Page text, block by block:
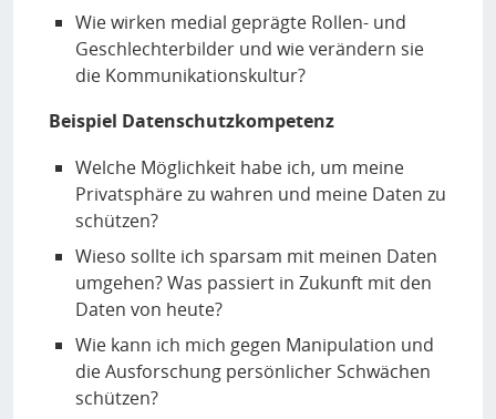
Wie wirken medial geprägte Rollen- und
Geschlechterbilder und wie verändern sie
die Kommunikationskultur?
Beispiel Datenschutzkompetenz
Welche Möglichkeit habe ich, um meine
Privatsphäre zu wahren und meine Daten zu
schützen?
Wieso sollte ich sparsam mit meinen Daten
umgehen? Was passiert in Zukunft mit den
Daten von heute?
Wie kann ich mich gegen Manipulation und
die Ausforschung persönlicher Schwächen
schützen?